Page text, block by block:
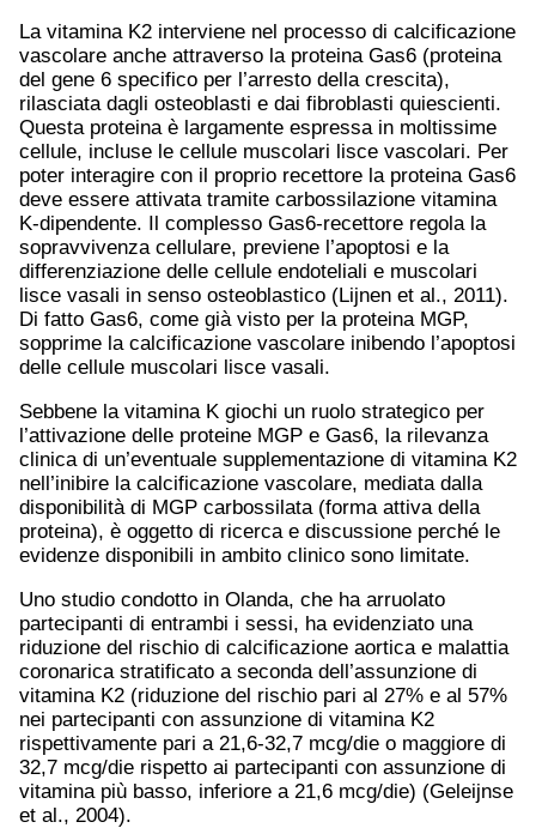
La vitamina K2 interviene nel processo di calcificazione
vascolare anche attraverso la proteina Gas6 (proteina
del gene 6 specifico per l’arresto della crescita),
rilasciata dagli osteoblasti e dai fibroblasti quiescienti.
Questa proteina è largamente espressa in moltissime
cellule, incluse le cellule muscolari lisce vascolari. Per
poter interagire con il proprio recettore la proteina Gas6
deve essere attivata tramite carbossilazione vitamina
K-dipendente. Il complesso Gas6-recettore regola la
sopravvivenza cellulare, previene l’apoptosi e la
differenziazione delle cellule endoteliali e muscolari
lisce vasali in senso osteoblastico (Lijnen et al., 2011).
Di fatto Gas6, come già visto per la proteina MGP,
sopprime la calcificazione vascolare inibendo l’apoptosi
delle cellule muscolari lisce vasali.
Sebbene la vitamina K giochi un ruolo strategico per
l’attivazione delle proteine MGP e Gas6, la rilevanza
clinica di un’eventuale supplementazione di vitamina K2
nell’inibire la calcificazione vascolare, mediata dalla
disponibilità di MGP carbossilata (forma attiva della
proteina), è oggetto di ricerca e discussione perché le
evidenze disponibili in ambito clinico sono limitate.
Uno studio condotto in Olanda, che ha arruolato
partecipanti di entrambi i sessi, ha evidenziato una
riduzione del rischio di calcificazione aortica e malattia
coronarica stratificato a seconda dell’assunzione di
vitamina K2 (riduzione del rischio pari al 27% e al 57%
nei partecipanti con assunzione di vitamina K2
rispettivamente pari a 21,6-32,7 mcg/die o maggiore di
32,7 mcg/die rispetto ai partecipanti con assunzione di
vitamina più basso, inferiore a 21,6 mcg/die) (Geleijnse
et al., 2004).